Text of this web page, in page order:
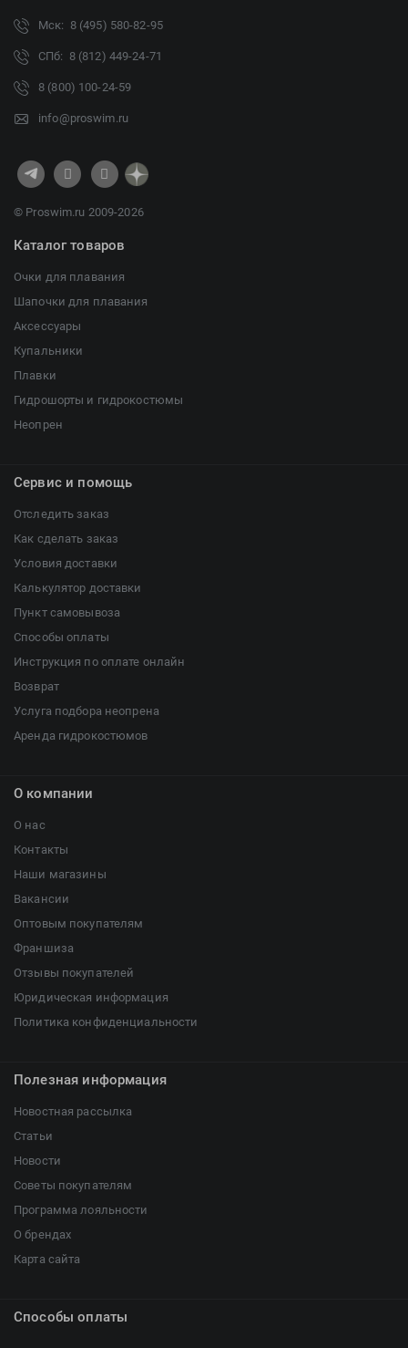
Мск: 8 (495) 580-82-95
СПб: 8 (812) 449-24-71
8 (800) 100-24-59
info@proswim.ru
© Proswim.ru 2009-2026
Каталог товаров
Очки для плавания
Шапочки для плавания
Аксессуары
Купальники
Плавки
Гидрошорты и гидрокостюмы
Неопрен
Сервис и помощь
Отследить заказ
Как сделать заказ
Условия доставки
Калькулятор доставки
Пункт самовывоза
Способы оплаты
Инструкция по оплате онлайн
Возврат
Услуга подбора неопрена
Аренда гидрокостюмов
О компании
О нас
Контакты
Наши магазины
Вакансии
Оптовым покупателям
Франшиза
Отзывы покупателей
Юридическая информация
Политика конфиденциальности
Полезная информация
Новостная рассылка
Статьи
Новости
Советы покупателям
Программа лояльности
О брендах
Карта сайта
Способы оплаты